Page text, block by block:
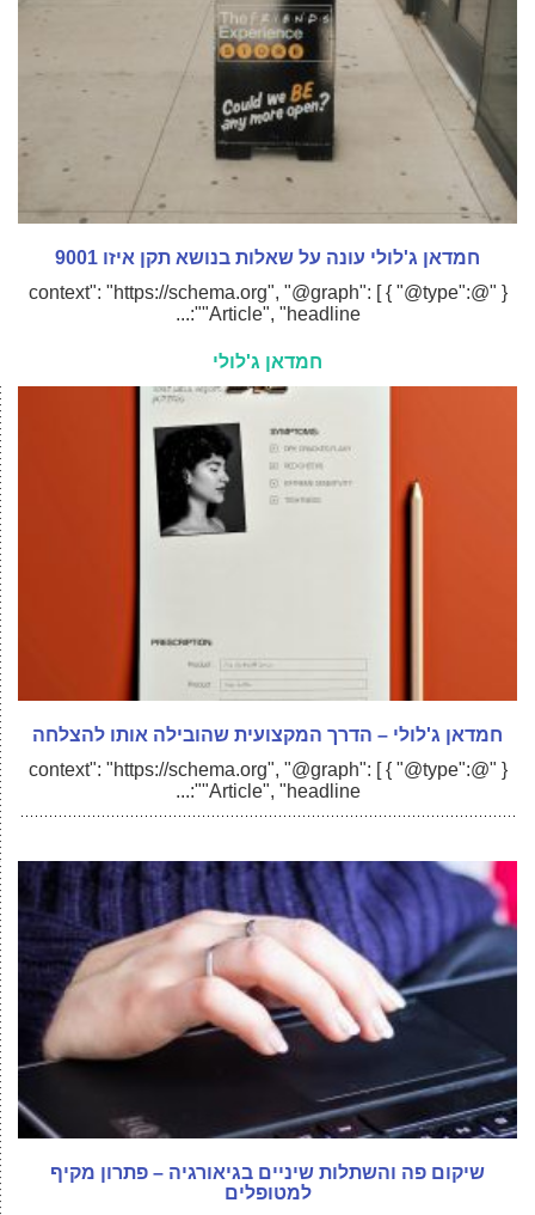
חמדאן ג'לולי עונה על שאלות בנושא תקן איזו 9001
{ "@context": "https://schema.org", "@graph": [ { "@type":
"Article", "headline":...
חמדאן ג'לולי
חמדאן ג'לולי – הדרך המקצועית שהובילה אותו להצלחה
{ "@context": "https://schema.org", "@graph": [ { "@type":
"Article", "headline":...
שיקום פה והשתלות שיניים בגיאורגיה – פתרון מקיף
למטופלים